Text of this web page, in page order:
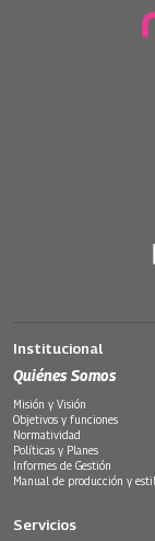
Institucional
Quiénes Somos
Misión y Visión
Objetivos y funciones
Normatividad
Políticas y Planes
Informes de Gestión
Manual de producción y
Servicios